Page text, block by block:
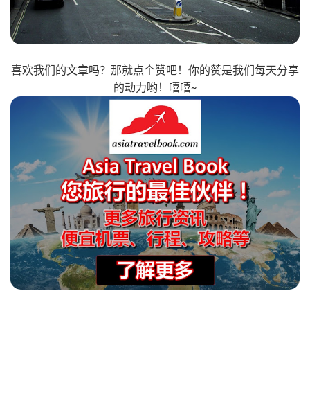
喜欢我们的文章吗？那就点个赞吧！你的赞是我们每天分享
的动力哟！嘻嘻~